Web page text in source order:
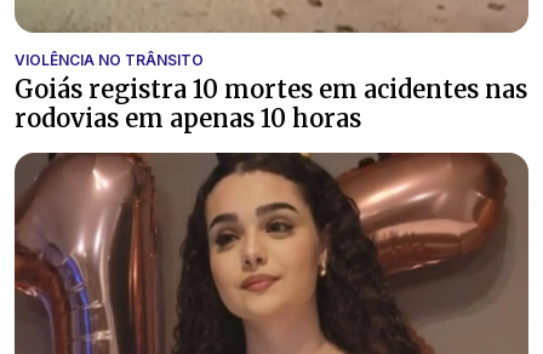
VIOLÊNCIA NO TRÂNSITO
Goiás registra 10 mortes em acidentes nas
rodovias em apenas 10 horas